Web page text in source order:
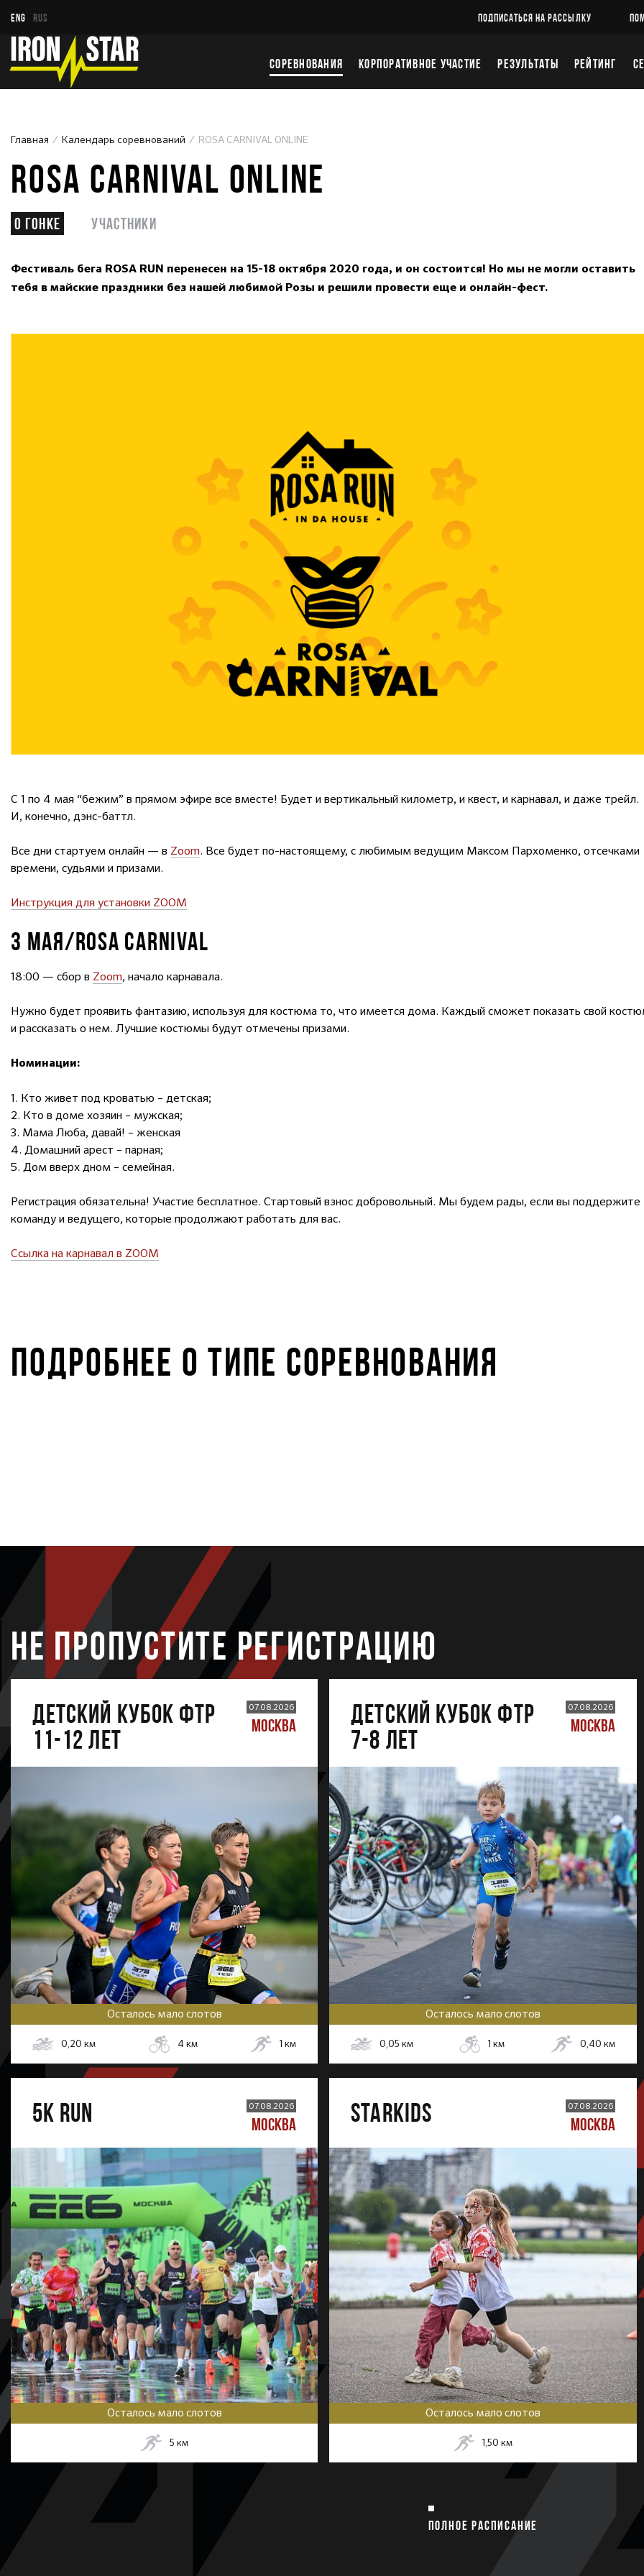
ENG RUS ПОДПИСАТЬСЯ НА РАССЫЛКУ
СОРЕВНОВАНИЯ КОРПОРАТИВНОЕ УЧАСТИЕ РЕЗУЛЬТАТЫ РЕЙТИНГ
Главная Календарь соревнований ROSA CARNIVAL ONLINE
ROSA CARNIVAL ONLINE
О гонке Участники
Фестиваль бега ROSA RUN перенесен на 15-18 октября 2020 года, и он состоится! Но мы не могли оставить
тебя в майские праздники без нашей любимой Розы и решили провести еще и онлайн-фест.
С 1 по 4 мая “бежим” в прямом эфире все вместе! Будет и вертикальный километр, и квест, и карнавал, и даже трейл.
И, конечно, дэнс-баттл.
Все дни стартуем онлайн — в Zoom. Все будет по-настоящему, с любимым ведущим Максом Пархоменко, отсечками
времени, судьями и призами.
Инструкция для установки ZOOM
3 МАЯ/ROSA CARNIVAL
18:00 — сбор в Zoom, начало карнавала.
Нужно будет проявить фантазию, используя для костюма то, что имеется дома. Каждый сможет показать свой
и рассказать о нем. Лучшие костюмы будут отмечены призами.
Номинации:
1. Кто живет под кроватью – детская;
2. Кто в доме хозяин – мужская;
3. Мама Люба, давай! – женская
4. Домашний арест – парная;
5. Дом вверх дном – семейная.
Регистрация обязательна! Участие бесплатное. Стартовый взнос добровольный. Мы будем рады, если вы поддержите
команду и ведущего, которые продолжают работать для вас.
Ссылка на карнавал в ZOOM
ПОДРОБНЕЕ О ТИПЕ СОРЕВНОВАНИЯ
НЕ ПРОПУСТИТЕ РЕГИСТРАЦИЮ
ДЕТСКИЙ КУБОК ФТР
11-12 лет
07.08.2026
МОСКВА
Осталось мало слотов
0,20 км 4км 1км
ДЕТСКИЙ КУБОК ФТР
7-8 лет
07.08.2026
МОСКВА
Осталось мало слотов
0,05км 1км 0,40 км
5К RUN 07.08.2026
МОСКВА
Осталось мало слотов
5 км
STARKIDS 07.08.2026
МОСКВА
Осталось мало слотов
1,50 км
ПОЛНОЕ РАСПИСАНИЕ